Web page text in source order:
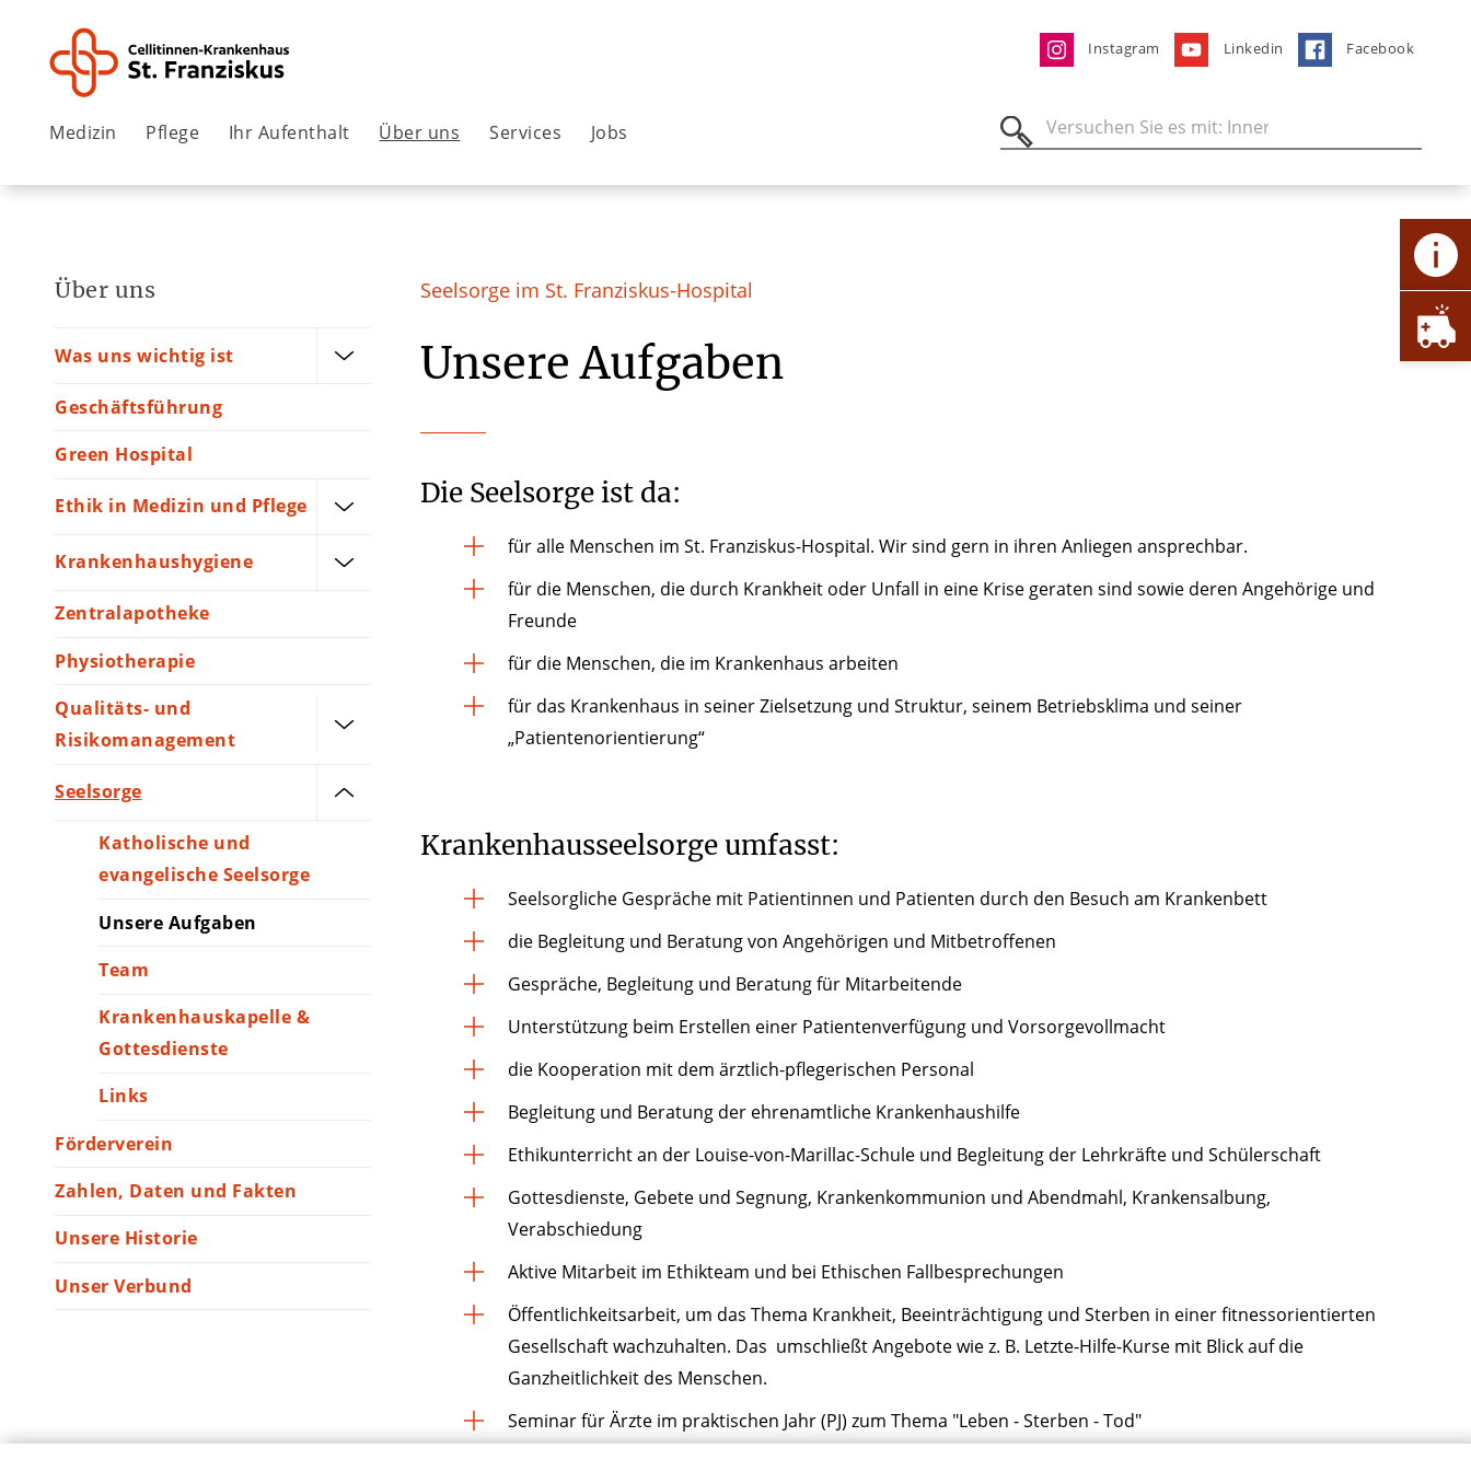
Instagram Linkedin Facebook
Medizin Pflege Ihr Aufenthalt Über uns Services Jobs
Über uns
Was uns wichtig ist
Geschäftsführung
Green Hospital
Ethik in Medizin und Pflege
Krankenhaushygiene
Zentralapotheke
Physiotherapie
Qualitäts- und
Risikomanagement
Seelsorge
Katholische und
evangelische Seelsorge
Unsere Aufgaben
Team
Krankenhauskapelle &
Gottesdienste
Links
Förderverein
Zahlen, Daten und Fakten
Unsere Historie
Unser Verbund
Seelsorge im St. Franziskus-Hospital
Unsere Aufgaben
Die Seelsorge ist da:
für alle Menschen im St. Franziskus-Hospital. Wir sind gern in ihren Anliegen ansprechbar.
für die Menschen, die durch Krankheit oder Unfall in eine Krise geraten sind sowie deren Angehörige und
Freunde
für die Menschen, die im Krankenhaus arbeiten
für das Krankenhaus in seiner Zielsetzung und Struktur, seinem Betriebsklima und seiner
„Patientenorientierung“
Krankenhausseelsorge umfasst:
Seelsorgliche Gespräche mit Patientinnen und Patienten durch den Besuch am Krankenbett
die Begleitung und Beratung von Angehörigen und Mitbetroffenen
Gespräche, Begleitung und Beratung für Mitarbeitende
Unterstützung beim Erstellen einer Patientenverfügung und Vorsorgevollmacht
die Kooperation mit dem ärztlich-pflegerischen Personal
Begleitung und Beratung der ehrenamtliche Krankenhaushilfe
Ethikunterricht an der Louise-von-Marillac-Schule und Begleitung der Lehrkräfte und Schülerschaft
Gottesdienste, Gebete und Segnung, Krankenkommunion und Abendmahl, Krankensalbung,
Verabschiedung
Aktive Mitarbeit im Ethikteam und bei Ethischen Fallbesprechungen
Öffentlichkeitsarbeit, um das Thema Krankheit, Beeinträchtigung und Sterben in einer fitnessorientierten
Gesellschaft wachzuhalten. Das umschließt Angebote wie z. B. Letzte-Hilfe-Kurse mit Blick auf die
Ganzheitlichkeit des Menschen.
Seminar für Ärzte im praktischen Jahr (PJ) zum Thema "Leben - Sterben - Tod"